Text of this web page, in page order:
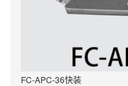
FC-APC-36快装